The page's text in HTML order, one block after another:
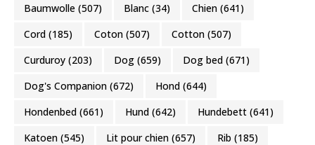
Baumwolle (507) Blanc (34) Chien (641)
Cord (185) Coton (507) Cotton (507)
Curduroy (203) Dog (659) Dog bed (671)
Dog's Companion (672) Hond (644)
Hondenbed (661) Hund (642) Hundebett (641)
Katoen (545) Lit pour chien (657) Rib (185)